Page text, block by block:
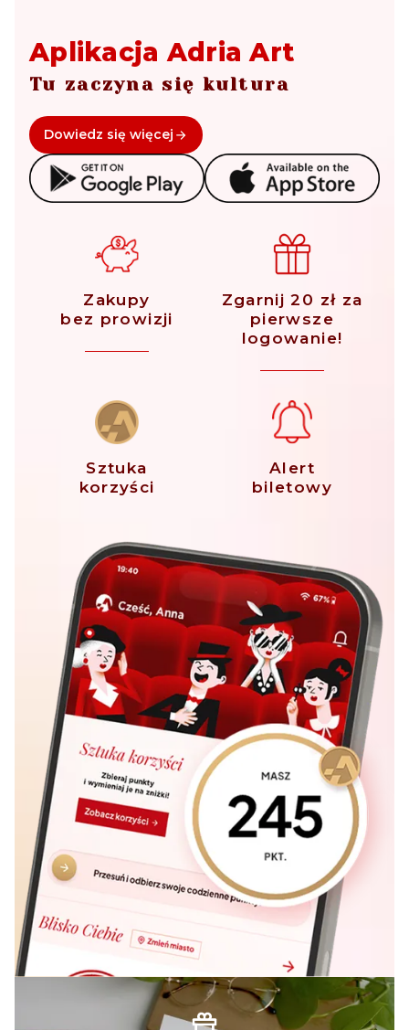
Aplikacja Adria Art
Tu zaczyna się kultura
Dowiedz się więcej
Zakupy
bez prowizji
Zgarnij 20 zł za
pierwsze
logowanie!
Sztuka
korzyści
Alert
biletowy